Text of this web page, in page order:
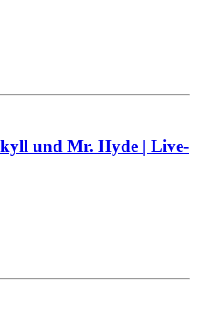
und Mr. Hyde | Live-